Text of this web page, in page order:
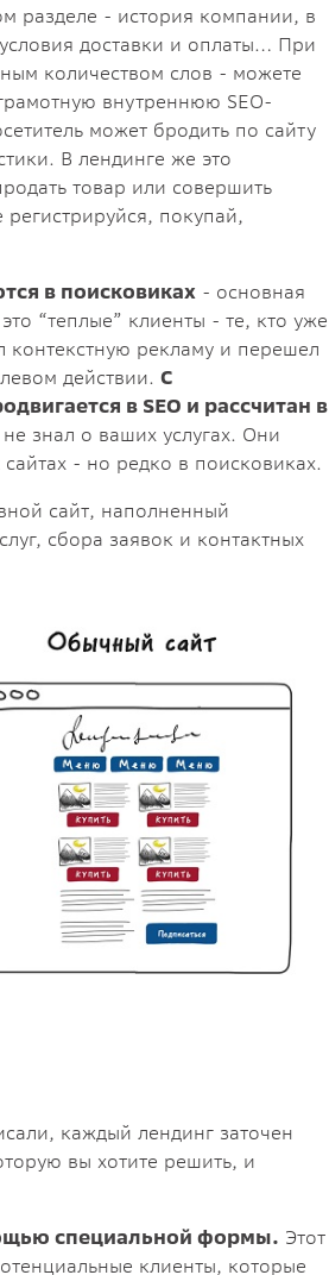
разделе - история компании, в
доставки и оплаты… При
количеством слов - можете
внутреннюю SEO-
может бродить по сайту
В лендинге же это
товар или совершить
покупай,
в поисковиках - основная
“теплые” клиенты - те, кто уже
контекстную рекламу и перешел
действии. С
в SEO и рассчитан в
не знал о ваших услугах. Они
- но редко в поисковиках.
сайт, наполненный
сбора заявок и контактных
каждый лендинг заточен
вы хотите решить, и
специальной формы. Этот
клиенты, которые